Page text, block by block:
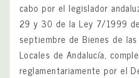
cabo por el legislador
29 y 30 de la Ley 7/1999
septiembre de Bienes de
Locales de Andalucía,
reglamentariamente por el